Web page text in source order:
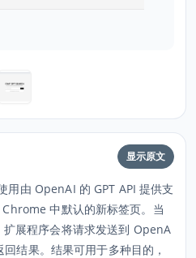
显示原文
用由 OpenAI 的 GPT API 提供支
中默认的新标签页。当
展程序会将请求发送到 OpenA
结果。结果可用于多种目的，